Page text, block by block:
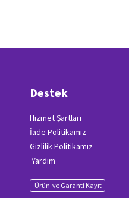
Destek
Hizmet Şartları
İade Politikamız
Gizlilik Politikamız
Yardım
Ürün ve Garanti Kayıt